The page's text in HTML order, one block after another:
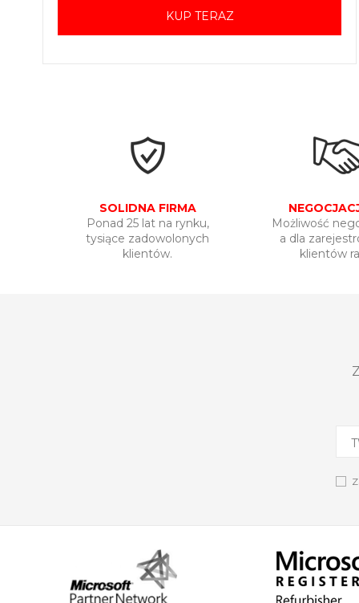
KUP TERAZ
SOLIDNA FIRMA
Ponad 25 lat na rynku,
tysiące zadowolonych
klientów.
Możliwość
a dla
klientów